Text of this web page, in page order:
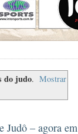
do judo. Mostrar
– agora em